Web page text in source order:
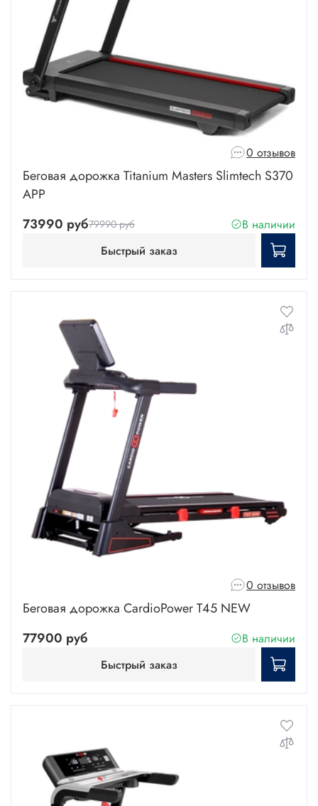
0 отзывов
Беговая дорожка Titanium Masters Slimtech S370
APP
73990 руб79990 руб
В наличии
Быстрый заказ
0 отзывов
Беговая дорожка CardioPower T45 NEW
77900 руб
В наличии
Быстрый заказ